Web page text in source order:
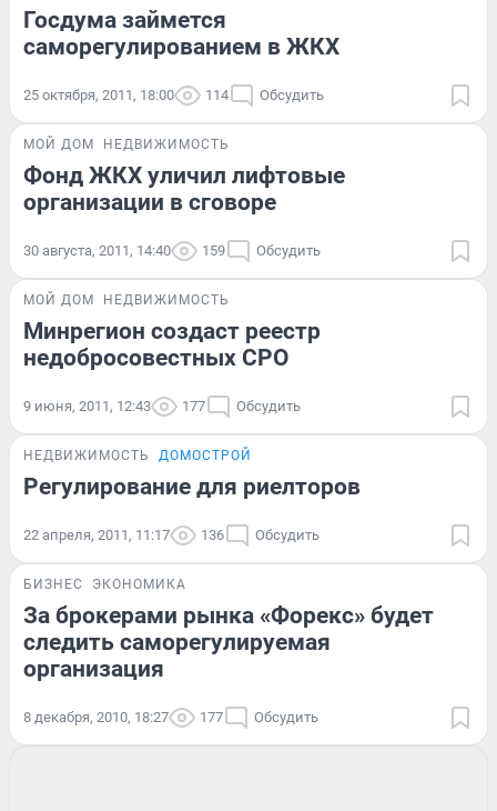
Госдума займется
саморегулированием в ЖКХ
25 октября, 2011, 18:00 114 Обсудить
МОЙ ДОМ НЕДВИЖИМОСТЬ
Фонд ЖКХ уличил лифтовые
организации в сговоре
30 августа, 2011, 14:40 159 Обсудить
МОЙ ДОМ НЕДВИЖИМОСТЬ
Минрегион создаст реестр
недобросовестных СРО
9 июня, 2011, 12:43 177 Обсудить
НЕДВИЖИМОСТЬ ДОМОСТРОЙ
Регулирование для риелторов
22 апреля, 2011, 11:17 136 Обсудить
БИЗНЕС ЭКОНОМИКА
За брокерами рынка «Форекс» будет
следить саморегулируемая
организация
8 декабря, 2010, 18:27 177 Обсудить